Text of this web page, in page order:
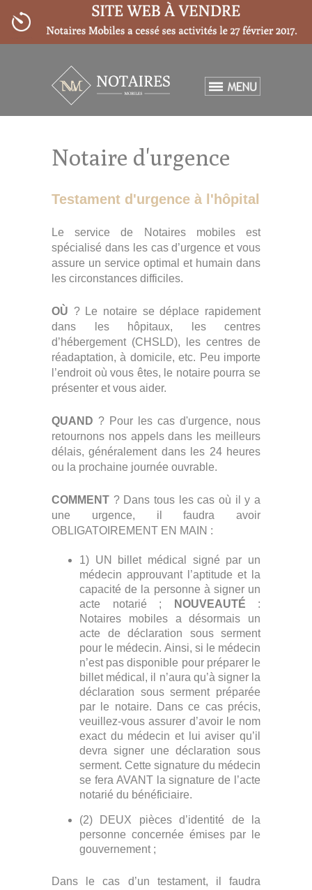
SERVICES»
TARIFS»
PARTENAIRES
BLOG
CONTACT
Notaire d'urgence
Testament d'urgence à l'hôpital
Le service de Notaires mobiles est
spécialisé dans les cas d’urgence et vous
assure un service optimal et humain dans
les circonstances difficiles.
OÙ ? Le notaire se déplace rapidement
dans les hôpitaux, les centres
d’hébergement (CHSLD), les centres de
réadaptation, à domicile, etc. Peu importe
l’endroit où vous êtes, le notaire pourra se
présenter et vous aider.
QUAND ? Pour les cas d'urgence, nous
retournons nos appels dans les meilleurs
délais, généralement dans les 24 heures
ou la prochaine journée ouvrable.
COMMENT ? Dans tous les cas où il y a
une urgence, il faudra avoir
OBLIGATOIREMENT EN MAIN :
1) UN billet médical signé par un
médecin approuvant l’aptitude et la
capacité de la personne à signer un
acte notarié ;
NOUVEAUTÉ :
Notaires mobiles a désormais un
acte de déclaration sous serment
pour le médecin. Ainsi, si le médecin
n’est pas disponible pour préparer le
billet médical, il n’aura qu’à signer la
déclaration sous serment préparée
par le notaire. Dans ce cas précis,
veuillez-vous assurer d’avoir le nom
exact du médecin et lui aviser qu’il
devra signer une déclaration sous
serment. Cette signature du médecin
se fera AVANT la signature de l’acte
notarié du bénéficiaire.
(2) DEUX pièces d’identité de la
personne concernée émises par le
gouvernement ;
Dans le cas d’un testament, il faudra